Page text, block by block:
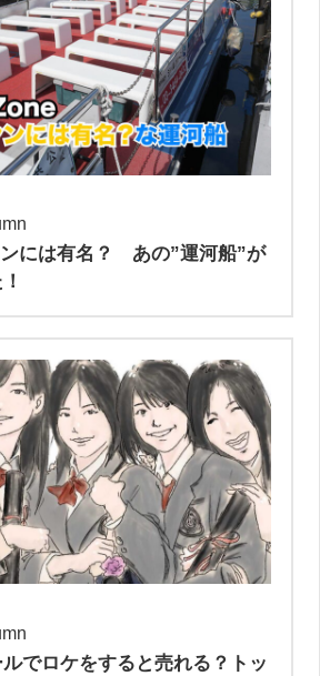
には有名？ あの”運河船”が
でロケをすると売れる？トッ